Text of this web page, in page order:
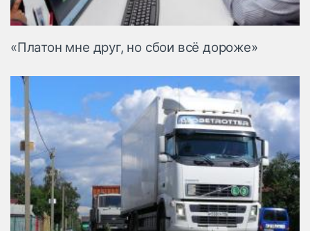
«Платон мне друг, но сбои всё дороже»